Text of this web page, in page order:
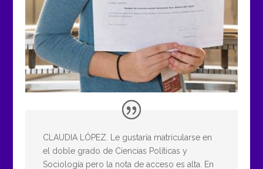
CLAUDIA LÓPEZ. Le gustaría matricularse en
el doble grado de Ciencias Políticas y
Sociología pero la nota de acceso es alta. En